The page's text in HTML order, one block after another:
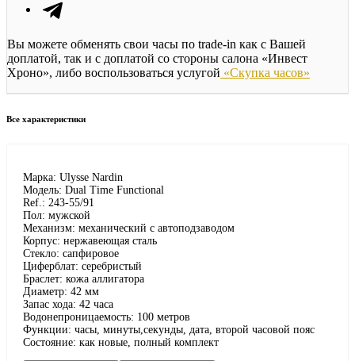
Вы можете обменять свои часы по trade-in как с Вашей
доплатой, так и с доплатой со стороны салона «Инвест
Хроно», либо воспользоваться услугой «Скупка часов»
Все характеристики
Марка: Ulysse Nardin
Модель: Dual Time Functional
Ref.: 243-55/91
Пол: мужской
Механизм: механический с автоподзаводом
Корпус: нержавеющая сталь
Стекло: сапфировое
Циферблат: серебристый
Браслет: кожа аллигатора
Диаметр: 42 мм
Запас хода: 42 часа
Водонепроницаемость: 100 метров
Функции: часы, минуты,секунды, дата, второй часовой пояс
Состояние: как новые, полный комплект